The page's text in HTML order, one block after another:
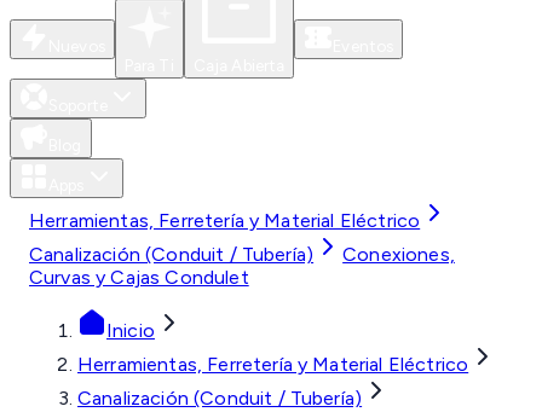
Herramientas, Ferretería y Material Eléctrico
Canalización (Conduit / Tubería)
Conexiones,
Curvas y Cajas Condulet
Inicio
Herramientas, Ferretería y Material Eléctrico
Canalización (Conduit / Tubería)